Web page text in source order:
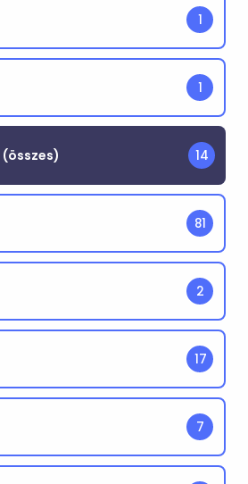
1
1
(összes) 14
81
2
17
7